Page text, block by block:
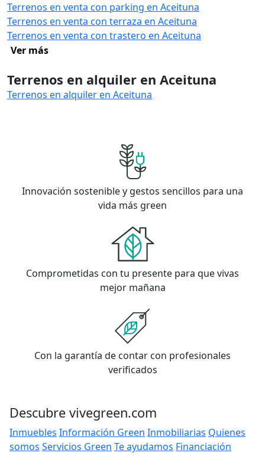
Terrenos en venta con parking en Aceituna
Terrenos en venta con terraza en Aceituna
Terrenos en venta con trastero en Aceituna
Ver más
Terrenos en alquiler en Aceituna
Terrenos en alquiler en Aceituna
Innovación sostenible y gestos sencillos para una
vida más green
Comprometidas con tu presente para que vivas
mejor mañana
Con la garantía de contar con profesionales
verificados
Descubre vivegreen.com
Inmuebles Información Green Inmobiliarias Quienes
somos Servicios Green Te ayudamos Financiación